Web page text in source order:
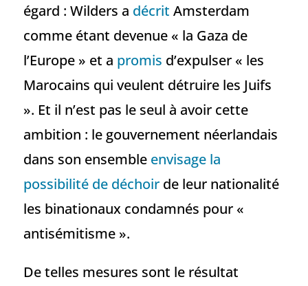
égard : Wilders a décrit Amsterdam
comme étant devenue « la Gaza de
l’Europe » et a promis d’expulser « les
Marocains qui veulent détruire les Juifs
». Et il n’est pas le seul à avoir cette
ambition : le gouvernement néerlandais
dans son ensemble envisage la
possibilité de déchoirde leur nationalité
les binationaux condamnés pour «
antisémitisme ».
De telles mesures sont le résultat